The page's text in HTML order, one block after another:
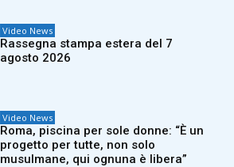
Video News
Rassegna stampa estera del 7
agosto 2026
Video News
Roma, piscina per sole donne: “È un
progetto per tutte, non solo
musulmane, qui ognuna è libera”